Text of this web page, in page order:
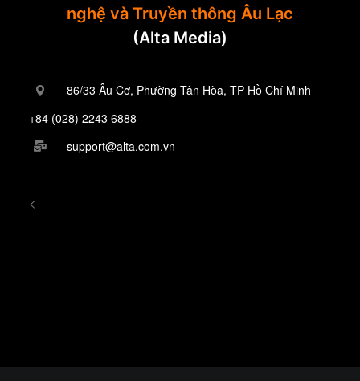
nghệ và Truyền thông Âu Lạc
(Alta Media)
86/33 Âu Cơ, Phường Tân Hòa, TP Hồ Chí Minh
+84 (028) 2243 6888
support@alta.com.vn
<